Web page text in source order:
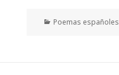
Categorías
Poemas españoles